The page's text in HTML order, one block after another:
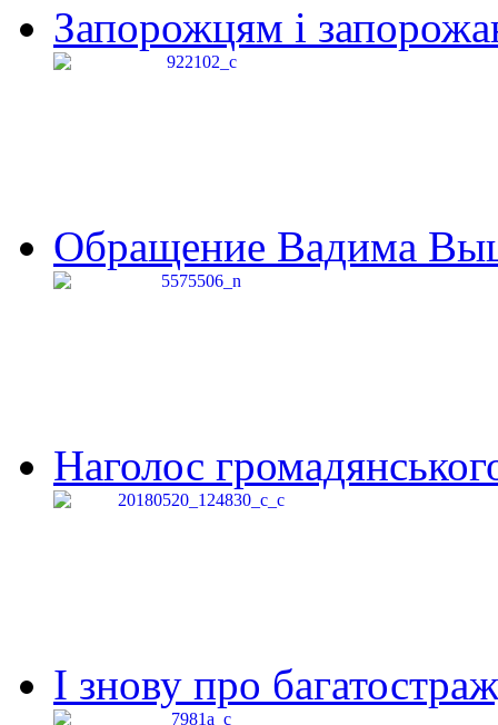
Запорожцям і
Обращение Вадима
Наголос
І знову про